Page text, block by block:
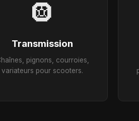
🛞
Transmission
pignons, courroies,
variateurs pour scooters.